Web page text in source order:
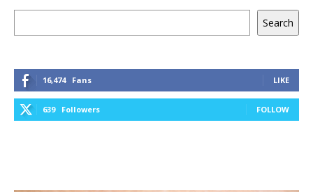
Search
16,474 Fans LIKE
639 Followers FOLLOW